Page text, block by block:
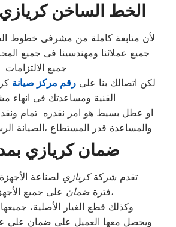
الخط الساخن كريازي
لأن متابعة كاملة من مشرفى خطوط
جميع عملائنا ومهندسينا فى جميع
جميع الالتزامات
لكن اتصالك بنا علىرقم مركز صيانة
القنية ومساعدتك فى انهاء
او عطل بسيط هو امر نقدره تمام
والمساعدة قدر المستطاع ،الصيانة
ضمان كريازي
تقدم شركةكريازي لصناعة
فترةضمان
على جميع الأجهزة المنزلية،
وكذلك قطع الغيار الأصلية،
ويحصل معها العميل على ضمان علي